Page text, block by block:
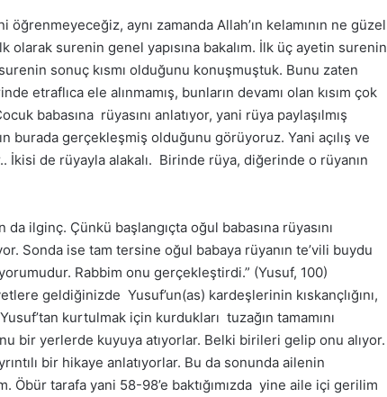
öğrenmeyeceğiz, aynı zamanda Allah’ın kelamının ne güzel
surenin genel yapısına bakalım. İlk üç ayetin surenin
sonuç kısmı olduğunu konuşmuştuk. Bunu zaten
etraflıca ele alınmamış, bunların devamı olan kısım çok
babasına rüyasını anlatıyor, yani rüya paylaşılmış
burada gerçekleşmiş olduğunu görüyoruz. Yani açılış ve
de rüyayla alakalı. Birinde rüya, diğerinde o rüyanın
ilginç. Çünkü başlangıçta oğul babasına rüyasını
Sonda ise tam tersine oğul babaya rüyanın te’vili buydu
Rabbim onu gerçekleştirdi.” (Yusuf, 100)
geldiğinizde Yusuf’un(as) kardeşlerinin kıskançlığını,
kurtulmak için kurdukları tuzağın tamamını
bir yerlerde kuyuya atıyorlar. Belki birileri gelip onu alıyor.
bir hikaye anlatıyorlar. Bu da sonunda ailenin
tarafa yani 58-98’e baktığımızda yine aile içi gerilim